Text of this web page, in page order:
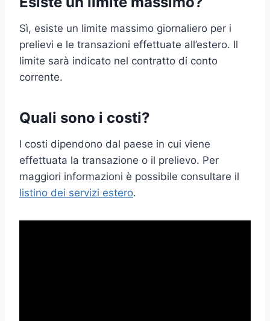
Sì, esiste un limite massimo giornaliero per i
prelievi e le transazioni effettuate all’estero. Il
limite sarà indicato nel contratto di conto
corrente.
Quali sono i costi?
I costi dipendono dal paese in cui viene
effettuata la transazione o il prelievo. Per
maggiori informazioni è possibile consultare il
listino dei servizi estero.